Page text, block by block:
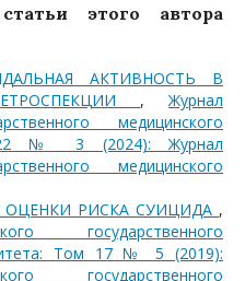
этого автора
АКТИВНОСТЬ В
, Журнал
медицинского
22 № 3 (2024): Журнал
медицинского
ОЦЕНКИ РИСКА СУИЦИДА ,
государственного
Том 17 № 5 (2019):
государственного